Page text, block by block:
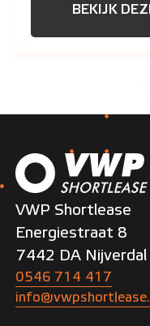
BEKIJK
VWP Shortlease
Energiestraat 8
7442 DA Nijverdal
0546 714 417